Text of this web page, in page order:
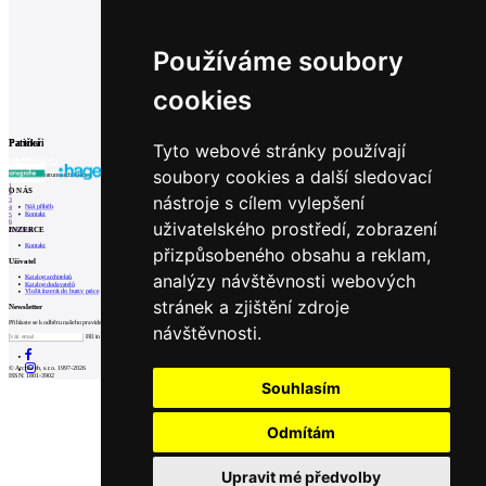
Používáme soubory
cookies
Tyto webové stránky používají
soubory cookies a další sledovací
nástroje s cílem vylepšení
uživatelského prostředí, zobrazení
přizpůsobeného obsahu a reklam,
analýzy návštěvnosti webových
stránek a zjištění zdroje
návštěvnosti.
Souhlasím
Odmítám
Upravit mé předvolby
Praha, 2014
Partneři
1
2
3
4
5
6
PrevNext
Patička
internetové centrum architektury
O NÁS
Náš příběh
Kontakt
INZERCE
Kontakt
Uživatel
Katalog architektů
Katalog dodavatelů
Vložit inzerát do burzy práce
Newsletter
Přihlaste se k odběru našeho pravidelného týdenního newsletteru:
Fill in „nospam“
© Archiweb, s.r.o. 1997-2026
ISSN: 1801-3902